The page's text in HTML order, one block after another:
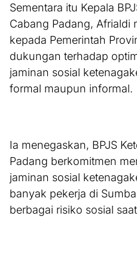
Sementara itu Kepala
Cabang Padang, Afrialdi
kepada Pemerintah
dukungan terhadap
jaminan sosial
formal maupun informal.
Ia menegaskan, BPJS
Padang berkomitmen
jaminan sosial
banyak pekerja di
berbagai risiko sosial